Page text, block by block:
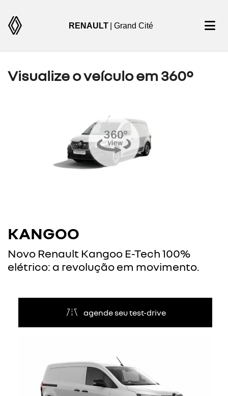
RENAULT | Grand Cité
Visualize o veículo em 360°
KANGOO
Novo Renault Kangoo E-Tech 100%
elétrico: a revolução em movimento.
agende seu test-drive